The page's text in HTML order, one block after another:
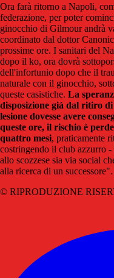
Ora farà ritorno a Napoli,
federazione, per poter
ginocchio di Gilmour andrà
coordinato dal dottor
prossime ore. I sanitari del
dopo il ko, ora dovrà
dell'infortunio dopo che il
naturale con il ginocchio,
queste casistiche. La
disposizione già dal ritiro di
lesione dovesse avere
queste ore, il rischio è
quattro mesi, praticamente
costringendo il club azzurro
allo scozzese sia via social
alla ricerca di un successore".
© RIPRODUZIONE